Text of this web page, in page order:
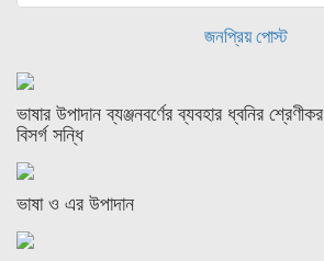
জনপ্রিয় পোস্ট
ভাষার উপাদান ব্যঞ্জনবর্ণের ব্যবহার ধ্বনির
বিসর্গ সন্ধি
ভাষা ও এর উপাদান